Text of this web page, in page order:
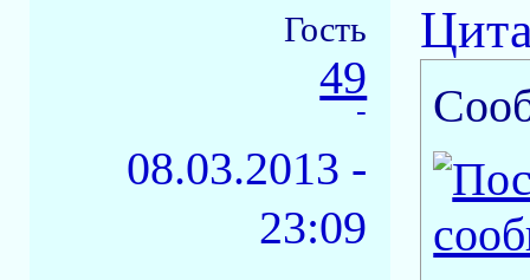
Гость
49
-
08.03.2013 -
23:09